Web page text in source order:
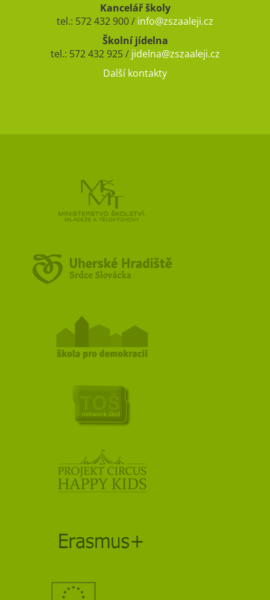
Kancelář školy
tel.: 572 432 900 / info@zszaaleji.cz
Školní jídelna
tel.: 572 432 925 / jidelna@zszaaleji.cz
Další kontakty